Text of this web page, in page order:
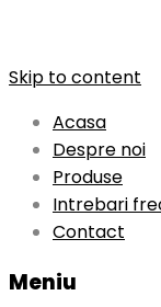
Skip to content
Acasa
Despre noi
Produse
Intrebari
Contact
Meniu